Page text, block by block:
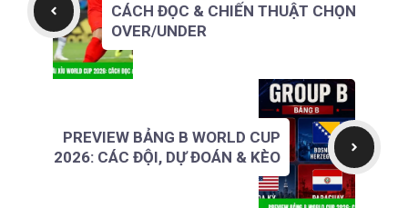
CÁCH ĐỌC & CHIẾN THUẬT CHỌN
OVER/UNDER
PREVIEW BẢNG B WORLD CUP
2026: CÁC ĐỘI, DỰ ĐOÁN & KÈO